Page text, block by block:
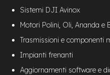
Sistemi DJI Avinox
Motori Polini, Oli, Ananda e
Trasmissioni e componenti
Impianti frenanti
Aggiornamenti software e